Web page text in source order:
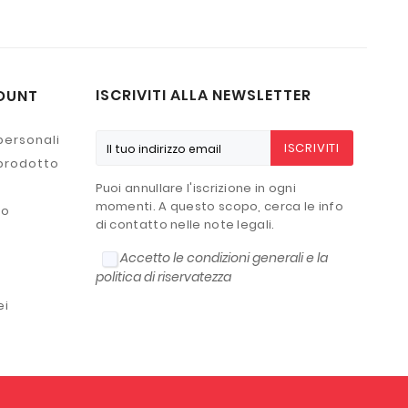
ISCRIVITI ALLA NEWSLETTER
ISCRIVITI
Puoi annullare l'iscrizione in ogni
momenti. A questo scopo, cerca le info
di contatto nelle note legali.
Accetto le condizioni generali e la
politica di riservatezza